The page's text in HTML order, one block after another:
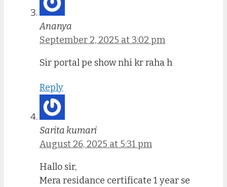
Ananya
September 2, 2025 at 3:02 pm
Sir portal pe show nhi kr raha h
Reply
Sarita kumari
August 26, 2025 at 5:31 pm
Hallo sir,
Mera residance certificate 1 year se